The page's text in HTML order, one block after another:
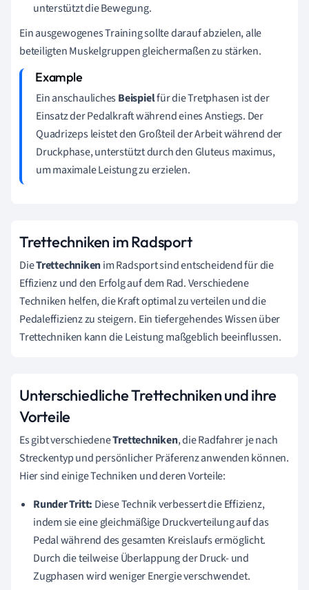
unterstützt die Bewegung.
Ein ausgewogenes Training sollte darauf abzielen, alle
beteiligten Muskelgruppen gleichermaßen zu stärken.
Ein anschaulichesBeispielfür die Tretphasen ist der
Einsatz der Pedalkraft während eines Anstiegs. Der
Quadrizeps leistet den Großteil der Arbeit während der
Druckphase, unterstützt durch den Gluteus maximus,
um maximale Leistung zu erzielen.
Trettechniken im Radsport
DieTrettechnikenim Radsport sind entscheidend für die
Effizienz und den Erfolg auf dem Rad. Verschiedene
Techniken helfen, die Kraft optimal zu verteilen und die
Pedaleffizienz zu steigern. Ein tiefergehendes Wissen über
Trettechniken kann die Leistung maßgeblich beeinflussen.
Unterschiedliche Trettechniken und ihre
Vorteile
Es gibt verschiedeneTrettechniken, die Radfahrer je nach
Streckentyp und persönlicher Präferenz anwenden können.
Hier sind einige Techniken und deren Vorteile:
Runder Tritt: Diese Technik verbessert die Effizienz,
indem sie eine gleichmäßige Druckverteilung auf das
Pedal während des gesamten Kreislaufs ermöglicht.
Durch die teilweise Überlappung der Druck- und
Zugphasen wird weniger Energie verschwendet.